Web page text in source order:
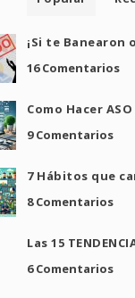
¡Si te Banearon
16 Comentarios
Como Hacer
9 Comentarios
7 Hábitos que
8 Comentarios
Las 15
6 Comentarios